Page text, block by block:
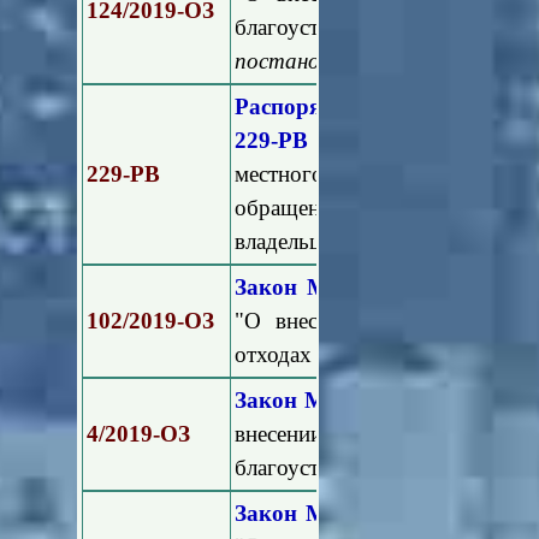
124/2019-ОЗ
благоустройстве в
постановлением
229-РВ
Распоряжение
229-РВ
"Об утверждении
местного самоуправления,
обращению с твердыми
владельца индивидуального
102/2019-ОЗ
Закон Московской
"О внесении изменения в
отходах производства и
4/2019-ОЗ
Закон Московской
внесении изменений в
благоустройстве в
Закон Московской